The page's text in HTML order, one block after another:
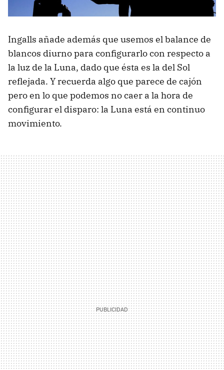
Ingalls añade además que usemos el balance de
blancos diurno para configurarlo con respecto a
la luz de la Luna, dado que ésta es la del Sol
reflejada. Y recuerda algo que parece de cajón
pero en lo que podemos no caer a la hora de
configurar el disparo: la Luna está en continuo
movimiento.